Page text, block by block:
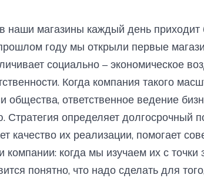
наши магазины каждый день
году мы открыли первые
социально – экономическое
Когда компания такого
общества, ответственное ведение
Стратегия определяет долгосрочный
качество их реализации, помогает
компании: когда мы изучаем их с точки
понятно, что надо сделать для